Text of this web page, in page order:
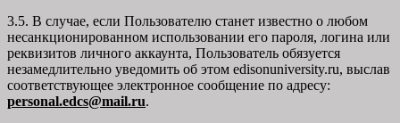
3.5. В случае, если Пользователю станет известно о любом
несанкционированном использовании его пароля, логина или
реквизитов личного аккаунта, Пользователь обязуется
незамедлительно уведомить об этом edisonuniversity.ru, выслав
соответствующее электронное сообщение по адресу:
personal.edcs@mail.ru.